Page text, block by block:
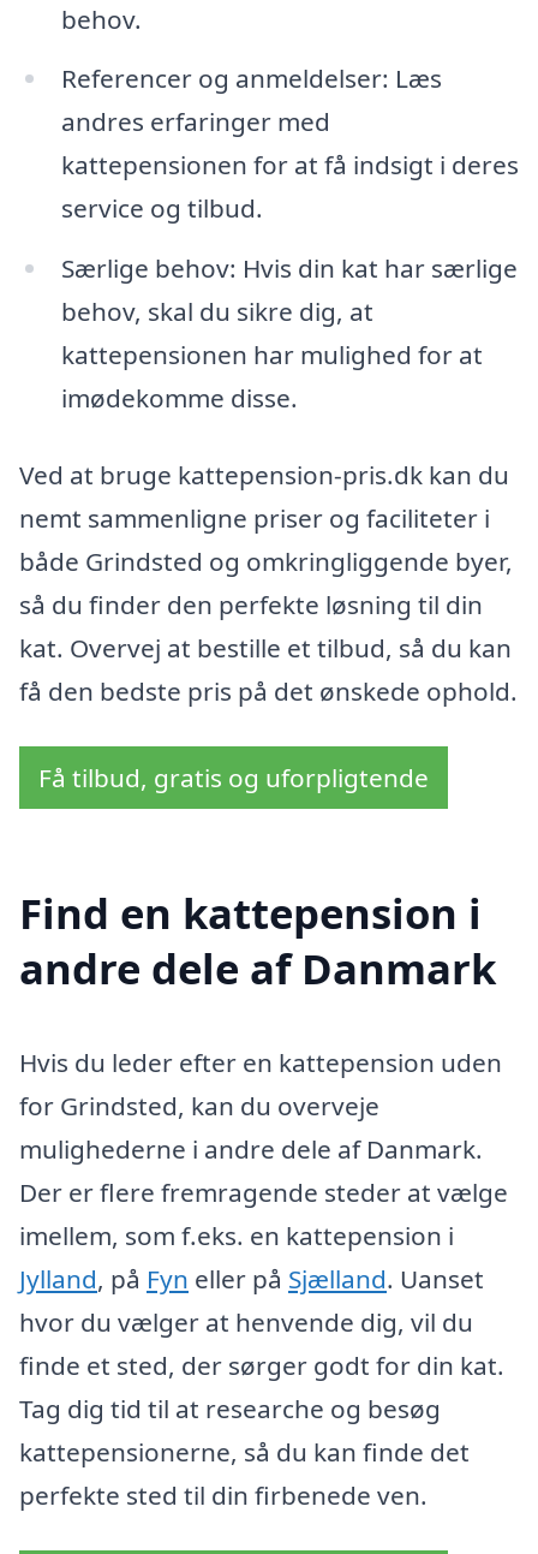
behov.
Referencer og anmeldelser: Læs
andres erfaringer med
kattepensionen for at få indsigt i deres
service og tilbud.
Særlige behov: Hvis din kat har særlige
behov, skal du sikre dig, at
kattepensionen har mulighed for at
imødekomme disse.
Ved at bruge kattepension-pris.dk kan du
nemt sammenligne priser og faciliteter i
både Grindsted og omkringliggende byer,
så du finder den perfekte løsning til din
kat. Overvej at bestille et tilbud, så du kan
få den bedste pris på det ønskede ophold.
Få tilbud, gratis og uforpligtende
Find en kattepension i
andre dele af Danmark
Hvis du leder efter en kattepension uden
for Grindsted, kan du overveje
mulighederne i andre dele af Danmark.
Der er flere fremragende steder at vælge
imellem, som f.eks. en kattepension i
Jylland, på Fyn eller på Sjælland. Uanset
hvor du vælger at henvende dig, vil du
finde et sted, der sørger godt for din kat.
Tag dig tid til at researche og besøg
kattepensionerne, så du kan finde det
perfekte sted til din firbenede ven.